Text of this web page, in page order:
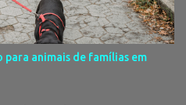
pela revista norte-
mercados de peixe do
o Mercado do Livramento vale
internacional. O Mercado do
Julho, os 150 anos de existência
animais de famílias em